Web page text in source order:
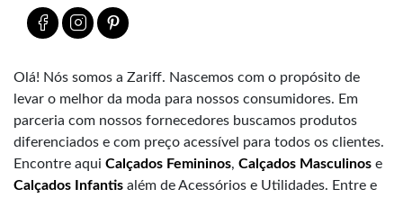
Olá! Nós somos a Zariff. Nascemos com o propósito de
levar o melhor da moda para nossos consumidores. Em
parceria com nossos fornecedores buscamos produtos
diferenciados e com preço acessível para todos os clientes.
Encontre aqui Calçados Femininos, Calçados Masculinos e
Calçados Infantis além de Acessórios e Utilidades. Entre e